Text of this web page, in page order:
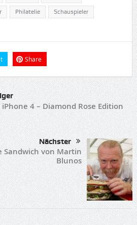
Philatelie Schauspieler
Share
4 – Diamond Rose Edition
Nächster
Sandwich von Martin
Blunos